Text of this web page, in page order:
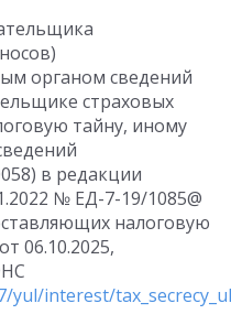
органом сведений
страховых
тайну, иному
в редакции
№ ЕД-7-19/1085@
налоговую
06.10.2025,
yul/interest/